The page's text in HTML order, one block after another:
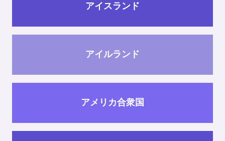
アイスランド
アイルランド
アメリカ合衆国